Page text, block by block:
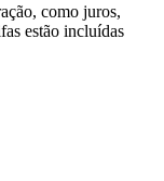
como juros,
estão incluídas